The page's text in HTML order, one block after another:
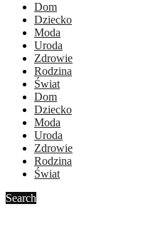
Dom
Dziecko
Moda
Uroda
Zdrowie
Rodzina
Świat
Dom
Dziecko
Moda
Uroda
Zdrowie
Rodzina
Świat
Search